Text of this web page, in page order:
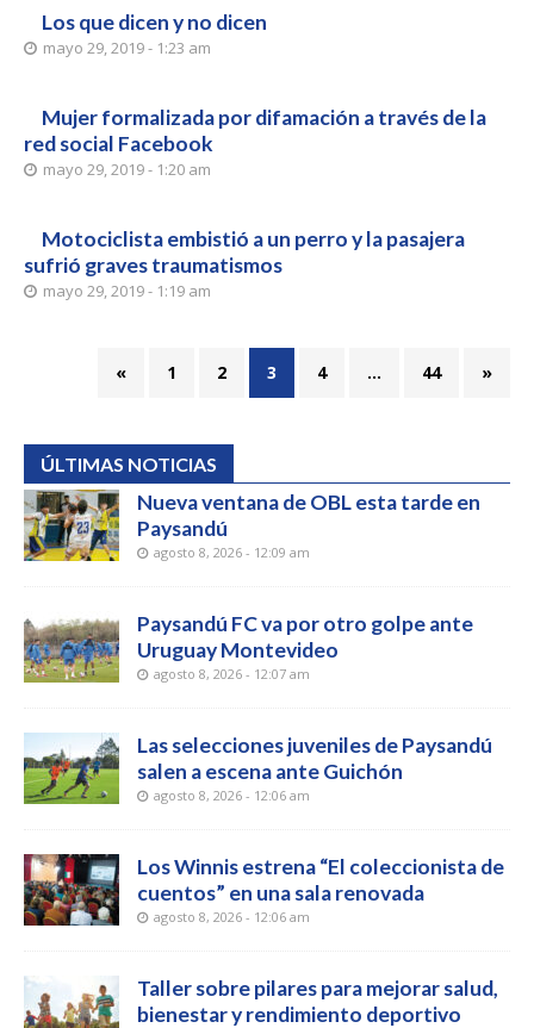
Los que dicen y no dicen
mayo 29, 2019 - 1:23 am
Mujer formalizada por difamación a través de la
red social Facebook
mayo 29, 2019 - 1:20 am
Motociclista embistió a un perro y la pasajera
sufrió graves traumatismos
mayo 29, 2019 - 1:19 am
« 1 2 3 4 … 44 »
ÚLTIMAS NOTICIAS
Nueva ventana de OBL esta tarde en
Paysandú
agosto 8, 2026 - 12:09 am
Paysandú FC va por otro golpe ante
Uruguay Montevideo
agosto 8, 2026 - 12:07 am
Las selecciones juveniles de Paysandú
salen a escena ante Guichón
agosto 8, 2026 - 12:06 am
Los Winnis estrena “El coleccionista de
cuentos” en una sala renovada
agosto 8, 2026 - 12:06 am
Taller sobre pilares para mejorar salud,
bienestar y rendimiento deportivo